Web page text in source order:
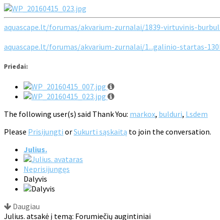
aquascape.lt/forumas/akvarium-zurnalai/1839-virtuvinis-
aquascape.lt/forumas/akvarium-zurnalai/1...galinio-startas-
Priedai:
The following user(s) said Thank You: markox, bulduri, Lsdem
Please Prisijungti orSukurti sąskaitą to join the conversation.
Julius.
Neprisijungęs
Dalyvis
Daugiau
Julius. atsakė į temą: Forumiečių augintiniai